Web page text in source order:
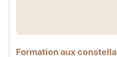
Formation aux